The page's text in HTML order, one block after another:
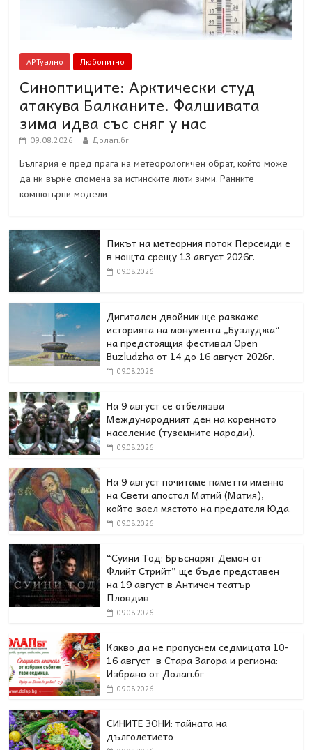
АРТуално Любопитно
Синоптиците: Арктически студ
атакува Балканите. Фалшивата
зима идва със сняг у нас
09.08.2026 Долап.бг
България е пред прага на метеорологичен обрат, който може
да ни върне спомена за истинските люти зими. Ранните
компютърни модели
Пикът на метеорния поток Персеиди е
в нощта срещу 13 август 2026г.
09.08.2026
Дигитален двойник ще разкаже
историята на монумента „Бузлуджа“
на предстоящия фестивал Open
Buzludzha от 14 до 16 август 2026г.
09.08.2026
На 9 август се отбелязва
Международният ден на коренното
население (туземните народи).
09.08.2026
На 9 август почитаме паметта именно
на Свети апостол Матий (Матия),
който заел мястото на предателя Юда.
09.08.2026
“Суини Тод: Бръснарят Демон от
Флийт Стрийт” ще бъде представен
на 19 август в Античен театър
Пловдив
09.08.2026
Какво да не пропуснем седмицата 10-
16 август в Стара Загора и региона:
Избрано от Долап.бг
09.08.2026
СИНИТЕ ЗОНИ: тайната на
дълголетието